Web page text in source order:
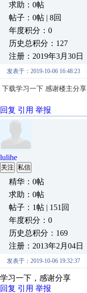
求助：0帖
帖子：0帖 | 8回
年度积分：0
历史总积分：127
注册：2019年3月30日
发表于：2019-10-06 16:48:23
下载学习一下 感谢楼主分享
回复 引用 举报
lulihe
关注 私信
精华：0帖
求助：0帖
帖子：1帖 | 151回
年度积分：0
历史总积分：169
注册：2013年2月04日
发表于：2019-10-06 19:32:37
学习一下，感谢分享
回复 引用 举报